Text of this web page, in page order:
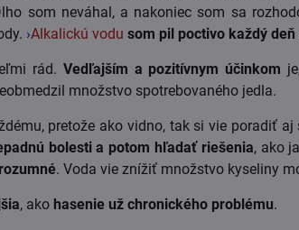
som neváhal, a nakoniec som sa
›Alkalickú vodu som pil poctivo každý deň
rád. Vedľajším a pozitívnym účinkom
množstvo spotrebovaného jedla.
pretože ako vidno, tak si vie poradiť
bolesti a potom hľadať riešenia, ako
. Voda vie znížiť množstvo kyseliny
, ako hasenie už chronického problému.